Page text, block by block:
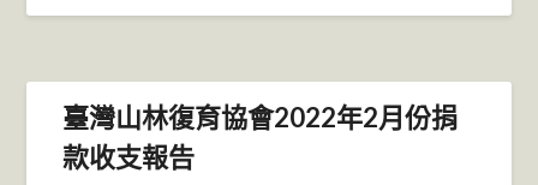
臺灣山林復育協會2022年2月份捐
款收支報告